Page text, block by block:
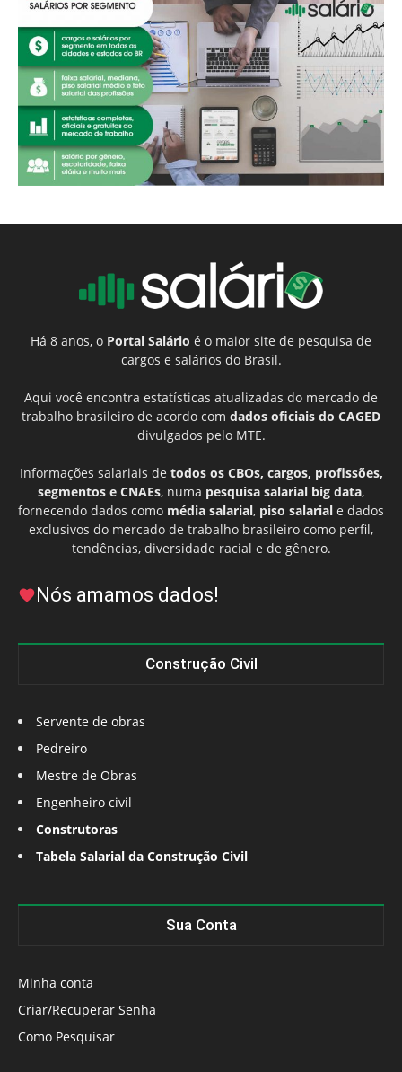
Há 8 anos, o Portal Salário é o maior site de pesquisa de
cargos e salários do Brasil.
Aqui você encontra estatísticas atualizadas do mercado de
trabalho brasileiro de acordo com dados oficiais do CAGED
divulgados pelo MTE.
Informações salariais de todos os CBOs, cargos, profissões,
segmentos e CNAEs, numa pesquisa salarial big data,
fornecendo dados como média salarial, piso salarial e dados
exclusivos do mercado de trabalho brasileiro como perfil,
tendências, diversidade racial e de gênero.
Nós amamos dados!
Construção Civil
Servente de obras
Pedreiro
Mestre de Obras
Engenheiro civil
Construtoras
Tabela Salarial da Construção Civil
Sua Conta
Minha conta
Criar/Recuperar Senha
Como Pesquisar